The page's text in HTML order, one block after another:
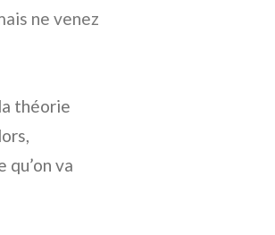
ne venez
théorie
qu’on va